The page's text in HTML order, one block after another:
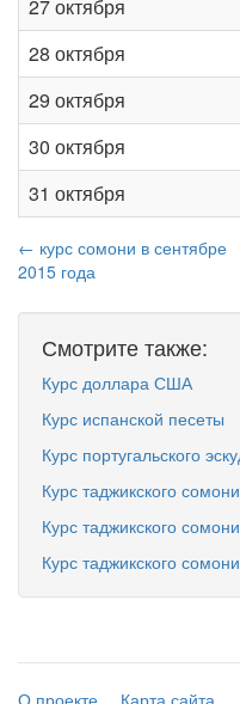
27 октября
28 октября
29 октября
30 октября
31 октября
← курс сомони в сентябре
2015 года
Смотрите также:
Курс доллара США
Курс испанской песеты
Курс португальского
Курс таджикского
Курс таджикского
Курс таджикского
О проекте Карта сайта